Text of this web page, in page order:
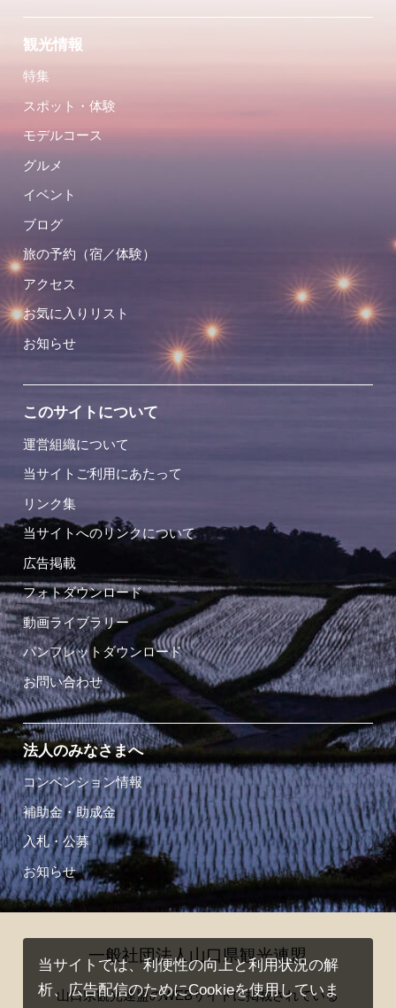
観光情報
特集
スポット・体験
モデルコース
グルメ
イベント
ブログ
旅の予約（宿／体験）
アクセス
お気に入りリスト
お知らせ
このサイトについて
運営組織について
当サイトご利用にあたって
リンク集
当サイトへのリンクについて
広告掲載
フォトダウンロード
動画ライブラリー
パンフレットダウンロード
お問い合わせ
法人のみなさまへ
コンベンション情報
補助金・助成金
入札・公募
お知らせ
一般社団法人山口県観光連盟
山口県観光連盟のWEBサイトに掲載されている
当サイトでは、利便性の向上と利用状況の解
析、広告配信のためにCookieを使用していま